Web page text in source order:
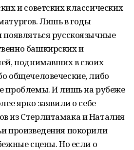
и советских классических
Лишь в годы
появляться русскоязычные
башкирских и
поднимавших в своих
общечеловеческие, либо
проблемы. И лишь на рубеже
ярко заявили о себе
из Стерлитамака и Наталия
произведения покорили
сцены. Но если о